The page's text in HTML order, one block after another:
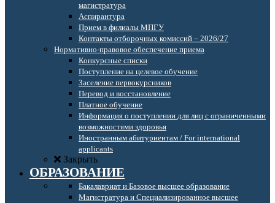
магистратура
Аспирантура
Прием в филиалы МПГУ
Контакты отборочных комиссий – 2026/27
Нормативно-правовое обеспечение приема
Конкурсные списки
Поступление на целевое обучение
Заселение первокурсников
Перевод и восстановление
Платное обучение
Информация о поступлении для лиц с ограниченными
возможностями здоровья
Иностранным абитуриентам / For international
applicants
Закрыть
ОБРАЗОВАНИЕ
Бакалавриат и Базовое высшее образование
Магистратура и Специализированное высшее